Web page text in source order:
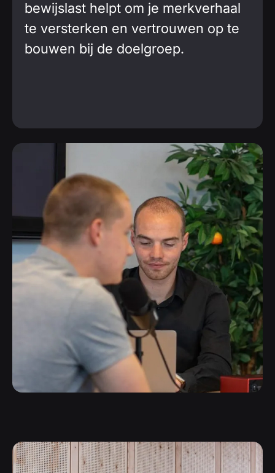
bewijslast helpt om je merkverhaal
te versterken en vertrouwen op te
bouwen bij de doelgroep.